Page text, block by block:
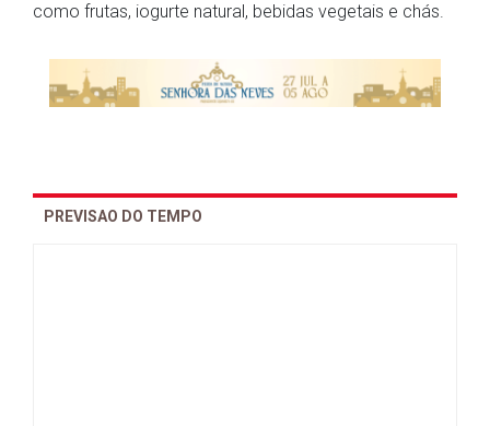
como frutas, iogurte natural, bebidas vegetais e chás.
PREVISAO DO TEMPO